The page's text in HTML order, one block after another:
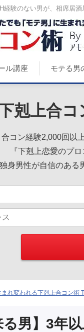
経験のない男が、相席
ル講座 モテる男
下剋上合
合コン経験2,000回以
『下剋上恋愛のプ
身男性が自信のある
れ変われる下剋上合コン術
る男】3年